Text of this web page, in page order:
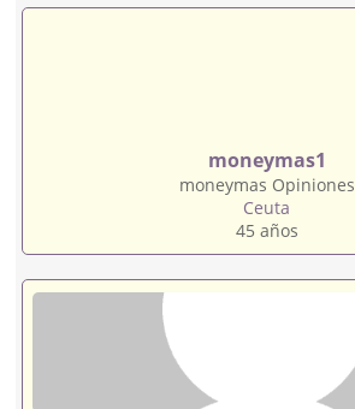
moneymas1
moneymas Opiniones
Ceuta
45 años